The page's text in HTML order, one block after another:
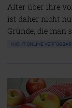
Alter über ihre
ist daher nicht
Gründe, die man
NICHT ONLINE